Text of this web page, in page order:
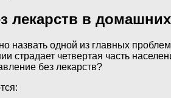
лекарств в
одной из главных
страдает четвертая часть
без лекарств?